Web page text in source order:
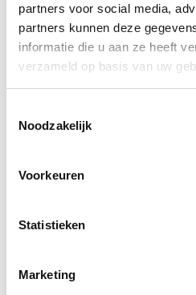
partners voor social media,
partners kunnen deze
informatie die u aan ze heeft
verzameld op basis van uw
Noodzakelijk
Voorkeuren
Statistieken
Marketing